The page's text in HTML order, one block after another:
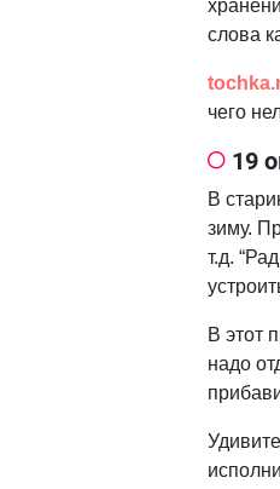
слова
чего
19
В
зиму.
т.д.
В этот
надо